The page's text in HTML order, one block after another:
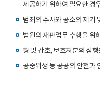
제공하기 위하여 필요한 경
범죄의 수사와 공소의 제기
법원의 재판업무 수행을 위
형 및 감호, 보호처분의 집
공중위생 등 공공의 안전과